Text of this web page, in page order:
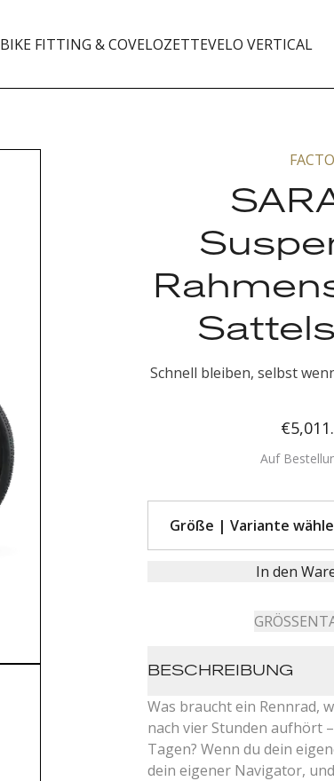
BIKE FITTING & COVELOZETTEVELO VERTICAL
Schnell bleiben, selbst
Auf
In den
BESCHREIBUNG
Was braucht ein Rennrad,
nach vier Stunden aufhört
Tagen? Wenn du dein
dein eigener Navigator,